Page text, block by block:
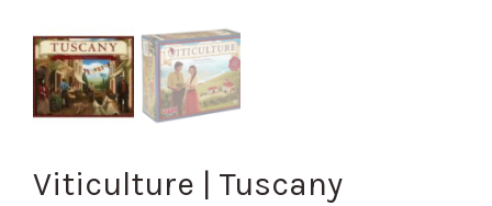
Viticulture | Tuscany